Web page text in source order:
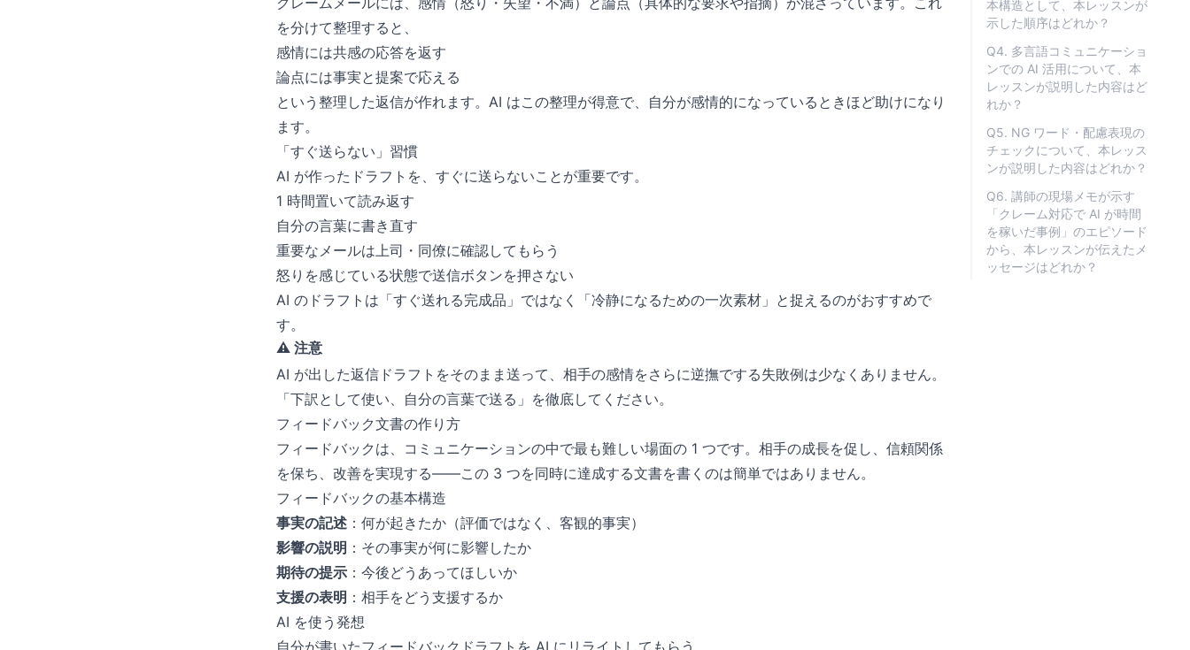
を分けて整理すると、
感情には共感の応答を返す
論点には事実と提案で応える
という整理した返信が作れます。AI はこの整理が得意で、自分が感情的になっているときほど助けになり
ます。
「すぐ送らない」習慣
AI が作ったドラフトを、すぐに送らないことが重要です。
1 時間置いて読み返す
自分の言葉に書き直す
重要なメールは上司・同僚に確認してもらう
怒りを感じている状態で送信ボタンを押さない
AI のドラフトは「すぐ送れる完成品」ではなく「冷静になるための一次素材」と捉えるのがおすすめで
す。
⚠️ 注意
AI が出した返信ドラフトをそのまま送って、相手の感情をさらに逆撫でする失敗例は少なくありません。
「下訳として使い、自分の言葉で送る」を徹底してください。
フィードバック文書の作り方
フィードバックは、コミュニケーションの中で最も難しい場面の 1 つです。相手の成長を促し、信頼関係
を保ち、改善を実現する——この 3 つを同時に達成する文書を書くのは簡単ではありません。
フィードバックの基本構造
事実の記述 ：何が起きたか（評価ではなく、客観的事実）
影響の説明 ：その事実が何に影響したか
期待の提示 ：今後どうあってほしいか
支援の表明 ：相手をどう支援するか
AI を使う発想
自分が書いたフィードバックドラフトを AI にリライトしてもらう
本構造として、本レッスンが
示した順序はどれか？
Q4. 多言語コミュニケーショ
ンでの AI 活用について、本
レッスンが説明した内容はど
れか？
Q5. NG ワード・配慮表現の
チェックについて、本レッス
ンが説明した内容はどれか？
Q6. 講師の現場メモが示す
「クレーム対応で AI が時間
を稼いだ事例」のエピソード
から、本レッスンが伝えたメ
ッセージはどれか？